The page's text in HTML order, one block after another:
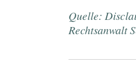
Quelle:
Rechtsanwalt